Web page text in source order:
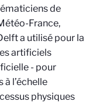
de
France,
a utilisé pour la
artificiels
- pour
l’échelle
physiques